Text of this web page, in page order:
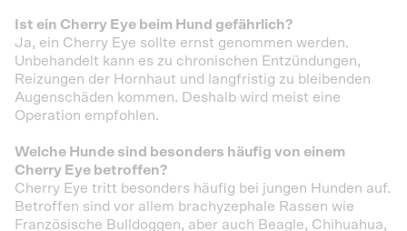
Ist ein Cherry Eye beim Hund gefährlich?
Ja, ein Cherry Eye sollte ernst genommen werden.
Unbehandelt kann es zu chronischen Entzündungen,
Reizungen der Hornhaut und langfristig zu bleibenden
Augenschäden kommen. Deshalb wird meist eine
Operation empfohlen.
Welche Hunde sind besonders häufig von einem
Cherry Eye betroffen?
Cherry Eye tritt besonders häufig bei jungen Hunden auf.
Betroffen sind vor allem brachyzephale Rassen wie
Französische Bulldoggen, aber auch Beagle, Chihuahua,